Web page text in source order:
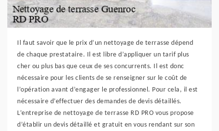
Il faut savoir que le prix d’un nettoyage de terrasse dépend
de chaque prestataire. Il est libre d’appliquer un tarif plus
cher ou plus bas que ceux de ses concurrents. Il est donc
nécessaire pour les clients de se renseigner sur le coût de
l’opération avant d’engager le professionnel. Pour cela, il est
nécessaire d’effectuer des demandes de devis détaillés.
L’entreprise de nettoyage de terrasse RD PRO vous propose
d’établir un devis détaillé et gratuit en vous rendant sur son